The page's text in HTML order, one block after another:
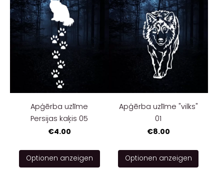
Apģērba uzlīme
Persijas kaķis 05
€4.00
Optionen anzeigen
Apģērba uzlīme "vilks"
01
€8.00
Optionen anzeigen